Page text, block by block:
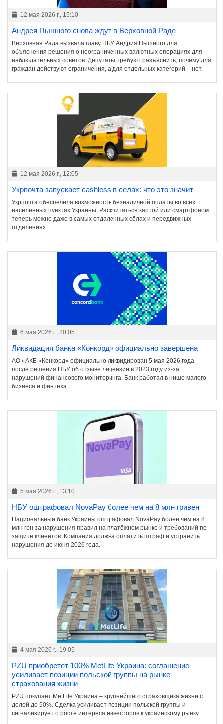
12 мая 2026 г., 15:10
Андрея Пышного снова ждут в Верховной Раде
Верховная Рада вызвала главу НБУ Андрия Пышного для
объяснения решения о неограниченных валютных операциях для
наблюдательных советов. Депутаты требуют разъяснить, почему для
граждан действуют ограничения, а для отдельных категорий – нет.
12 мая 2026 г., 12:05
Укрпочта запускает cashless в селах: что это значит
Укрпочта обеспечила возможность безналичной оплаты во всех
населённых пунктах Украины. Рассчитаться картой или смартфоном
теперь можно даже в самых отдалённых сёлах и передвижных
отделениях.
6 мая 2026 г., 20:05
Ликвидация банка «Конкорд» официально завершена
АО «АКБ «Конкорд» официально ликвидирован 5 мая 2026 года
после решения НБУ об отзыве лицензии в 2023 году из-за
нарушений финансового мониторинга. Банк работал в нише малого
бизнеса и финтеха.
5 мая 2026 г., 13:10
НБУ оштрафовал NovaPay более чем на 8 млн гривен
Национальный банк Украины оштрафовал NovaPay более чем на 8
млн грн за нарушения правил на платёжном рынке и требований по
защите клиентов. Компания должна оплатить штраф и устранить
нарушения до июня 2026 года.
4 мая 2026 г., 19:05
PZU приобретет 100% MetLife Украина: соглашение
усиливает позиции польской группы на рынке
страхования жизни
PZU покупает MetLife Украина – крупнейшего страховщика жизни с
долей до 50%. Сделка усиливает позиции польской группы и
сигнализирует о росте интереса инвесторов к украинскому рынку.